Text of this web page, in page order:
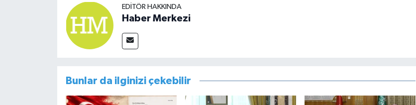
EDITÖR HAKKINDA
Haber Merkezi
Bunlar da ilginizi çekebilir